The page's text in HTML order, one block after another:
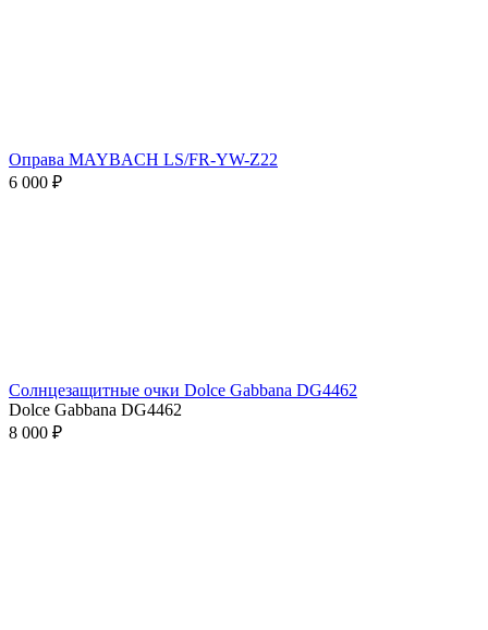
Оправа MAYBACH LS/FR-YW-Z22
6 000 ₽
Солнцезащитные очки Dolce Gabbana DG4462
Dolce Gabbana DG4462
8 000 ₽